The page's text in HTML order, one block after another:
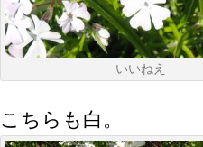
いいねえ
こちらも白。